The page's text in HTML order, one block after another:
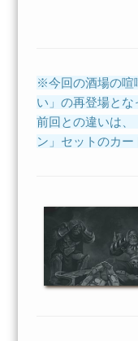
※今回の酒場の喧
い」の再登場とな
前回との違いは
ン」セットのカー